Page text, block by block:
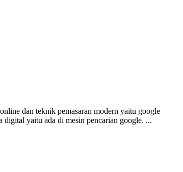
dan teknik pemasaran modern yaitu google
digital yaitu ada di mesin pencarian google. ...